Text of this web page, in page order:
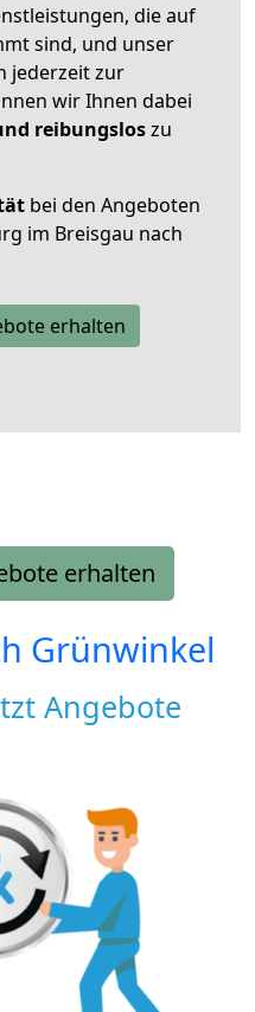
die auf
sind, und unser
jederzeit zur
wir Ihnen dabei
reibungsloszu
bei den Angeboten
im Breisgau nach
erhalten
erhalten
Grünwinkel
Angebote